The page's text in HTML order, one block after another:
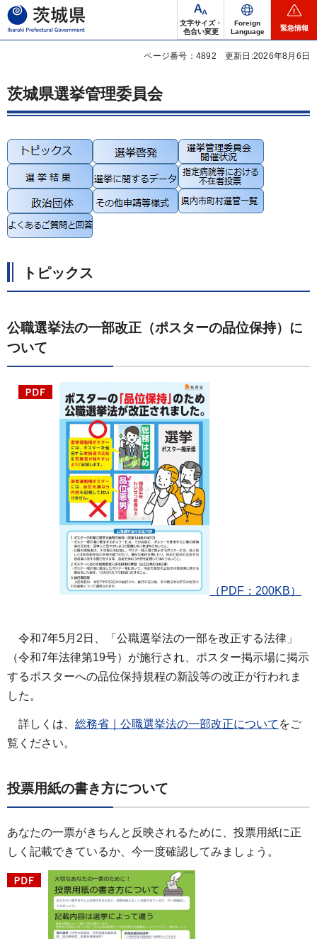
茨城県
文字サイズ・
色合い変更
Foreign
Language
緊急情報
ページ番号：4892 更新日:2026年8月6日
茨城県選挙管理委員会
トピックス
公職選挙法の一部改正（ポスターの品位保持）に
ついて
（PDF：200KB）
令和7年5月2日、「公職選挙法の一部を改正する法律」
（令和7年法律第19号）が施行され、ポスター掲示場に掲示
するポスターへの品位保持規程の新設等の改正が行われま
した。
詳しくは、 総務省｜公職選挙法の一部改正について をご
覧ください。
投票用紙の書き方について
あなたの一票がきちんと反映されるために、投票用紙に正
しく記載できているか、今一度確認してみましょう。